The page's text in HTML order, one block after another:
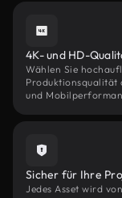
4K- und HD-
Wählen Sie
Produktionsqualität
und
Sicher für Ihre
Jedes Asset wird